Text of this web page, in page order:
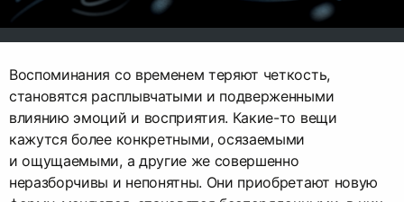
Воспоминания со временем теряют четкость,
становятся расплывчатыми и подверженными
влиянию эмоций и восприятия. Какие-то вещи
кажутся более конкретными, осязаемыми
и ощущаемыми, а другие же совершенно
неразборчивы и непонятны. Они приобретают новую